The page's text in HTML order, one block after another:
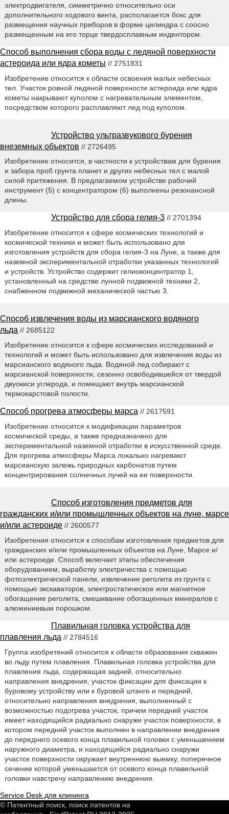
электродвигателя, симметрично относительно оси
дополнительного ходового винта, располагается бокс для
размещения научных приборов в форме цилиндра с соосно
размещенным на его торце твердосплавным индентором.
Способ выполнения сбора воды с ледяной поверхности
астероида или ядра кометы // 2751831
Изобретение относится к области освоения малых небесных
тел. Участок ровной ледяной поверхности астероида или ядра
кометы накрывают куполом с нагревательным элементом,
посредством которого расплавляют лед под куполом.
Устройство ультразвукового бурения
внеземных объектов // 2726495
Изобретение относится, в частности к устройствам для бурения
и забора проб грунта планет и других небесных тел с малой
силой притяжения. В предлагаемом устройстве рабочий
инструмент (5) с концентратором (6) выполнены резонансной
длины.
Устройство для сбора гелия-3 // 2701394
Изобретение относится к сфере космических технологий и
космической техники и может быть использовано для
изготовления устройств для сбора гелия-3 на Луне, а также для
наземной экспериментальной отработки указанных технологий
и устройств. Устройство содержит гелиоконцентратор 1,
установленный на средстве лунной подвижной техники 2,
снабженном подвижной механической частью 3.
Способ извлечения воды из марсианского водяного
льда // 2685122
Изобретение относится к сфере космических исследований и
технологий и может быть использовано для извлечения воды из
марсианского водяного льда. Водяной лед собирают с
марсианской поверхности, сезонно освободившейся от твердой
двуокиси углерода, и помещают внутрь марсианской
термокарстовой полости.
Способ прогрева атмосферы марса // 2617591
Изобретение относится к модификации параметров
космической среды, а также предназначено для
экспериментальной наземной отработки в искусственной среде.
Для прогрева атмосферы Марса локально нагревают
марсианскую залежь природных карбонатов путем
концентрирования солнечных лучей на ее поверхности.
Способ изготовления предметов для
гражданских и/или промышленных объектов на луне, марсе
и/или астероиде // 2600577
Изобретения относится к способам изготовления предметов для
гражданских и/или промышленных объектов на Луне, Марсе и/
или астероиде. Способ включает этапы обеспечения
оборудованием, выработку электричества с помощью
фотоэлектрической панели, извлечение реголита из грунта с
помощью экскаваторов, электростатическое или магнитное
обогащение реголита, смешивание обогащенных минералов с
алюминиевым порошком.
Плавильная головка устройства для
плавления льда // 2784516
Группа изобретений относится к области образования скважин
во льду путем плавления. Плавильная головка устройства для
плавления льда, содержащая задний, относительно
направления внедрения, участок фиксации для фиксации к
буровому устройству или к буровой штанге и передний,
относительно направления внедрения, выполненный с
возможностью подогрева участок, причем передний участок
имеет находящийся радиально снаружи участок поверхности, в
котором передний участок выполнен в направлении внедрения
до переднего осевого конца плавильной головки с уменьшением
наружного диаметра, и находящийся радиально снаружи
участок поверхности окружает внутреннюю выемку, поперечное
сечение которой уменьшается от осевого конца плавильной
головки навстречу направлению внедрения.
Service Desk для клининга
© Патентный поиск, поиск патентов на